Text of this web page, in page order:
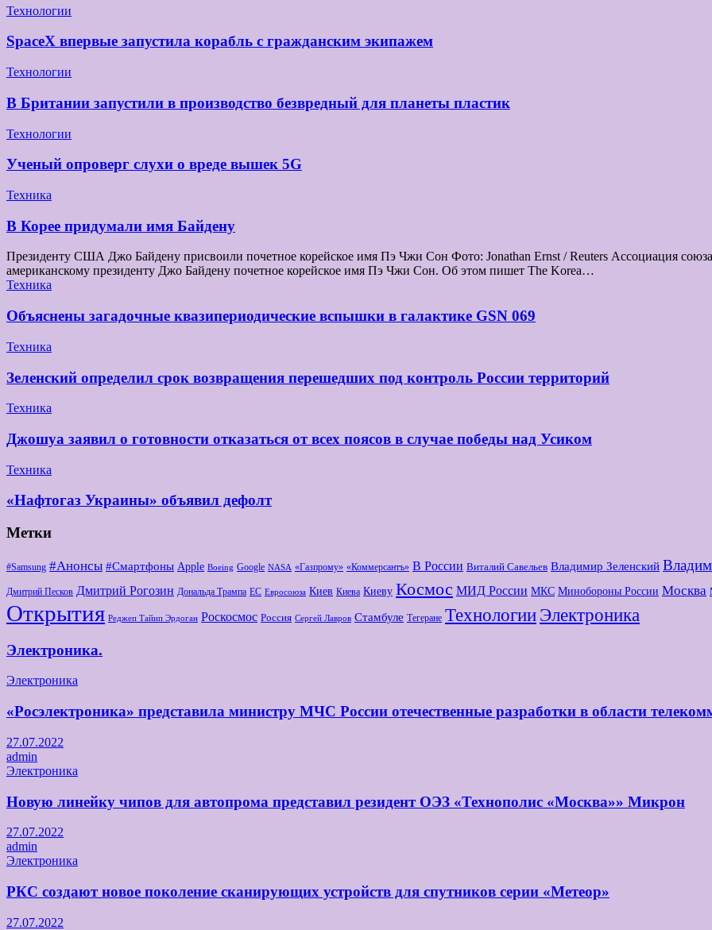
Технологии
SpaceX впервые запустила корабль с гражданским экипажем
Технологии
В Британии запустили в производство безвредный для планеты пластик
Технологии
Ученый опроверг слухи о вреде вышек 5G
Техника
В Корее придумали имя Байдену
Президенту США Джо Байдену присвоили почетное корейское имя Пэ Чжи Сон Фото: Jonathan Ernst / Reuters Ассоциация
американскому президенту Джо Байдену почетное корейское имя Пэ Чжи Сон. Об этом пишет The Korea…
Техника
Объяснены загадочные квазипериодические вспышки в галактике GSN 069
Техника
Зеленский определил срок возвращения перешедших под контроль России территорий
Техника
Джошуа заявил о готовности отказаться от всех поясов в случае победы над Усиком
Техника
«Нафтогаз Украины» объявил дефолт
Метки
#Samsung #Анонсы #Смартфоны Apple Boeing Google NASA «Газпрому» «Коммерсантъ» В России Виталий Савельев Владимир Зеленский
Дмитрий Песков Дмитрий Рогозин Дональда Трампа ЕС Евросоюза Киев Киева Киеву Космос МИД России МКС Минобороны России Москва
Открытия Реджеп Тайип Эрдоган Роскосмос Россия Сергей Лавров Стамбуле Тегеране Технологии Электроника
Электроника.
Электроника
«Росэлектроника» представила министру МЧС России отечественные разработки в области
27.07.2022
admin
Электроника
Новую линейку чипов для автопрома представил резидент ОЭЗ «Технополис «Москва»» Микрон
27.07.2022
admin
Электроника
РКС создают новое поколение сканирующих устройств для спутников серии «Метеор»
27.07.2022